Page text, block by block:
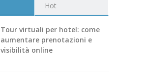
Hot
Tour virtuali per hotel: come
aumentare prenotazioni e
visibilità online